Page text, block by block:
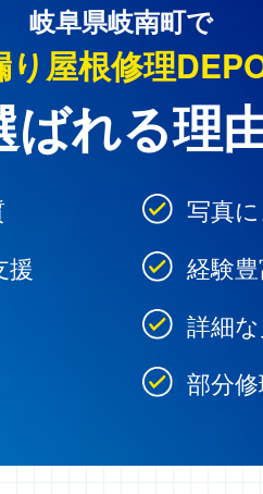
岐阜県岐南町で
り屋根修理
ばれる理
写真
援
経験
詳細
部分